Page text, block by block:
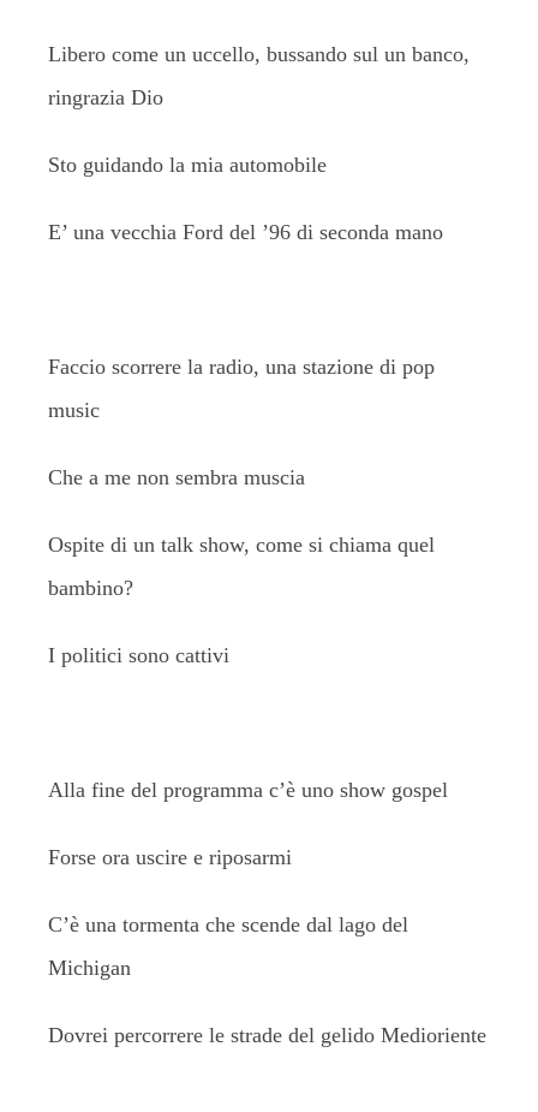
Libero come un uccello, bussando sul un banco,
ringrazia Dio
Sto guidando la mia automobile
E’ una vecchia Ford del ’96 di seconda mano
Faccio scorrere la radio, una stazione di pop
music
Che a me non sembra muscia
Ospite di un talk show, come si chiama quel
bambino?
I politici sono cattivi
Alla fine del programma c’è uno show gospel
Forse ora uscire e riposarmi
C’è una tormenta che scende dal lago del
Michigan
Dovrei percorrere le strade del gelido Medioriente